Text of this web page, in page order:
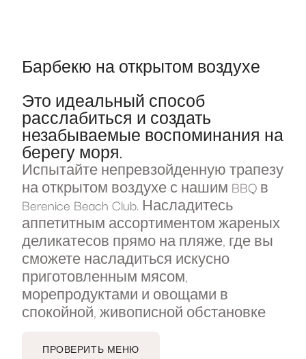
Барбекю на открытом воздухе
Это идеальный способ
расслабиться и создать
незабываемые воспоминания на
берегу моря.
Испытайте непревзойденную трапезу
на открытом воздухе с нашим BBQ в
Berenice Beach Club. Насладитесь
аппетитным ассортиментом жареных
деликатесов прямо на пляже, где вы
сможете насладиться искусно
приготовленным мясом,
морепродуктами и овощами в
спокойной, живописной обстановке
ПРОВЕРИТЬ МЕНЮ